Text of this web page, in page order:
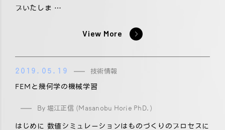
プいたしま …
View More
2019.05.19 技術情報
FEMと幾何学の機械学習
By 堀江正信 (Masanobu Horie PhD.)
はじめに 数値シミュレーションはものづくりのプロセスに